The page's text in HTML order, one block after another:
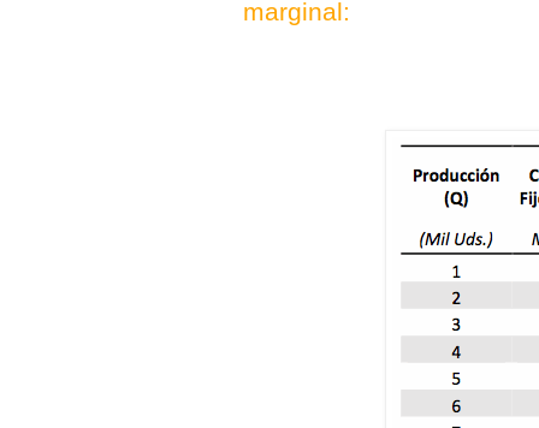
marginal: